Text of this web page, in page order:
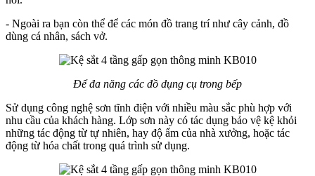
- Ngoài ra bạn còn thể để các món đồ trang trí như cây cảnh, đồ
dùng cá nhân, sách vở.
Để đa năng các đồ dụng cụ trong bếp
Sử dụng công nghệ sơn tĩnh điện với nhiều màu sắc phù hợp với
nhu cầu của khách hàng. Lớp sơn này có tác dụng bảo vệ kệ khỏi
những tác động từ tự nhiên, hay độ ẩm của nhà xưởng, hoặc tác
động từ hóa chất trong quá trình sử dụng.